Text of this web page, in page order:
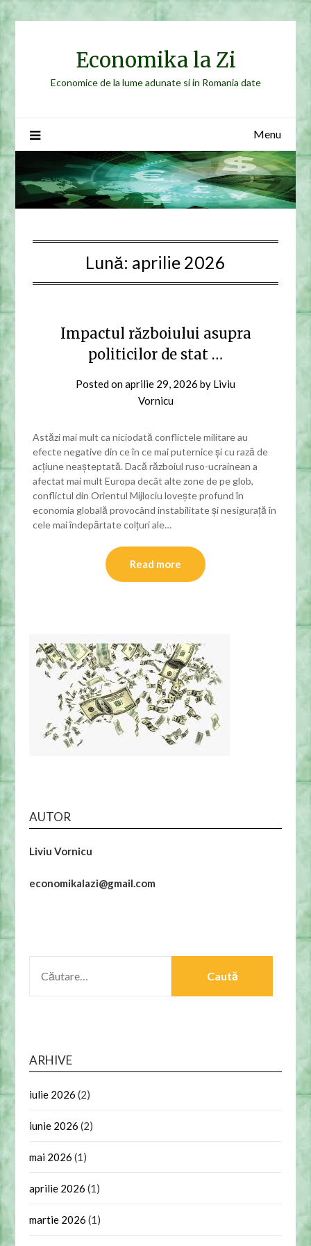
to
Economika la Zi
Economice de la lume adunate si in Romania date
Menu
Lună: aprilie 2026
Impactul războiului asupra
politicilor de stat …
Posted onaprilie 29, 2026 by Liviu
Vornicu
Astăzi mai mult ca niciodată conflictele militare au
efecte negative din ce în ce mai puternice și cu rază de
acțiune neașteptată. Dacă războiul ruso-ucrainean a
afectat mai mult Europa decât alte zone de pe glob,
conflictul din Orientul Mijlociu lovește profund în
economia globală provocând instabilitate și nesigurață în
cele mai îndepărtate colțuri ale…
Read more
AUTOR
Liviu Vornicu
economikalazi@gmail.com
DUPĂ:
ARHIVE
iulie 2026 (2)
iunie 2026 (2)
mai 2026 (1)
aprilie 2026 (1)
martie 2026 (1)